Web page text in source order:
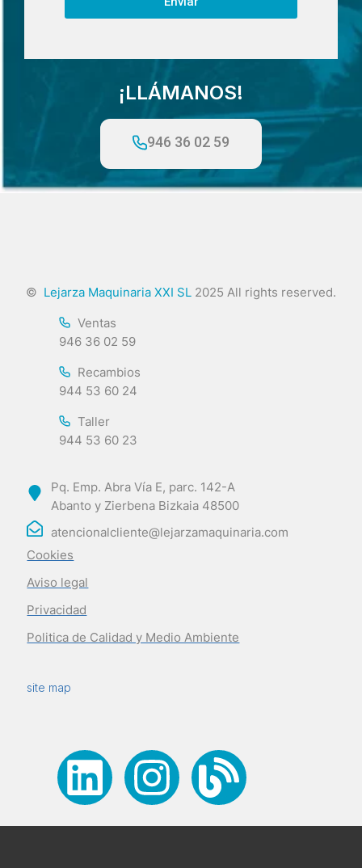
¡LLÁMANOS!
946 36 02 59
© Lejarza Maquinaria XXI SL 2025 All rights reserved.
Ventas
946 36 02 59
Recambios
944 53 60 24
Taller
944 53 60 23
Pq. Emp. Abra Vía E, parc. 142-A
Abanto y Zierbena Bizkaia 48500
atencionalcliente@lejarzamaquinaria.com
Cookies
Aviso legal
Privacidad
Politica de Calidad y Medio Ambiente
site map